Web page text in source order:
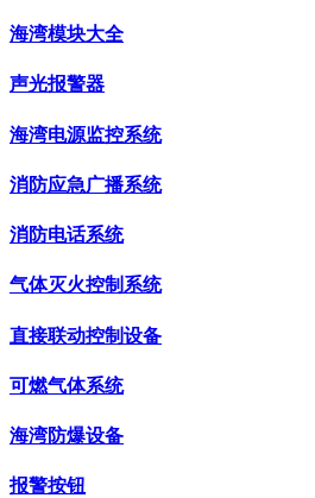
海湾模块大全
声光报警器
海湾电源监控系统
消防应急广播系统
消防电话系统
气体灭火控制系统
直接联动控制设备
可燃气体系统
海湾防爆设备
报警按钮